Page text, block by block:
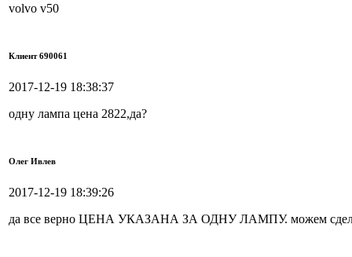
volvo v50
Клиент 690061
2017-12-19 18:38:37
одну лампа цена 2822,да?
Олег Ивлев
2017-12-19 18:39:26
да все верно ЦЕНА УКАЗАНА ЗА ОДНУ ЛАМПУ. можем